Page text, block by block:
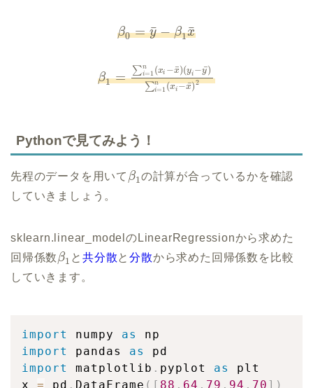
β0 = y
¯− β1x
¯
β1 = ∑n
i=1 (xi −x
¯)(yi −y
¯)
∑n
i=1(xi−x
¯)2
Pythonで見てみよう！
先程のデータを用いて β1の計算が合っているかを確認
していきましょう。
sklearn.linear_modelのLinearRegressionから求めた
回帰係数β1 と 共分散と分散から求めた回帰係数を比較
していきます。
import numpy as
import
pandas as
import
matplotlib . pyplot as
plt
x = pd . DataFrame ( [ 88 , 64 , 79 , 94 , 70 ] )